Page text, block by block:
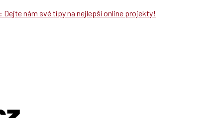
nám své tipy na nejlepší online projekty!